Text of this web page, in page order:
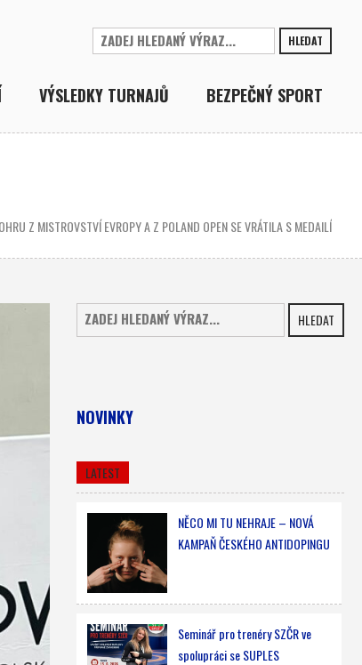
HLEDAT
VÝSLEDKY TURNAJŮ BEZPEČNÝ SPORT
Z MISTROVSTVÍ EVROPY A Z POLAND OPEN SE VRÁTILA S MEDAILÍ
HLEDAT
NOVINKY
LATEST
NĚCO MI TU NEHRAJE – NOVÁ
KAMPAŇ ČESKÉHO ANTIDOPINGU
Seminář pro trenéry SZČR ve
spolupráci se SUPLES